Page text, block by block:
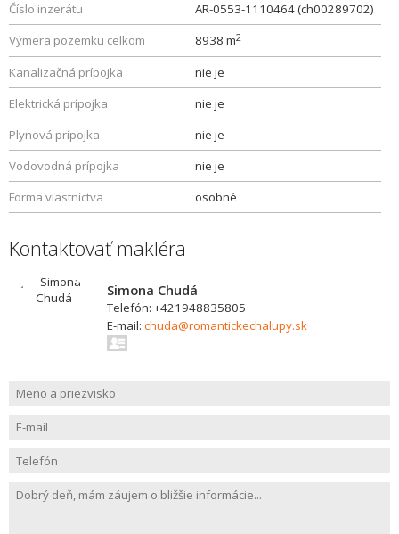
Číslo inzerátu
AR-0553-1110464 (ch00289702)
Výmera pozemku celkom
8938 m2
Kanalizačná prípojka
nie je
Elektrická prípojka
nie je
Plynová prípojka
nie je
Vodovodná prípojka
nie je
Forma vlastníctva
osobné
Kontaktovať makléra
Simona Chudá
Telefón: +421948835805
E-mail: chuda@romantickechalupy.sk